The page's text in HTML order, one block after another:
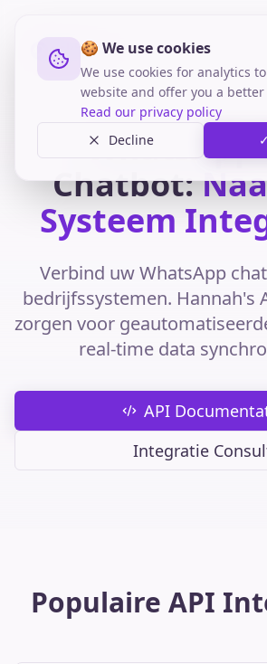
🍪 We use cookies
We use cookies for analytics
website and offer you a better
Read our privacy policy
Decline
WhatsApp
Chatbot:
Systeem
Verbind uw WhatsApp
bedrijfssystemen. Hannah's
zorgen voor
real-time data
API
Integratie
Populaire API